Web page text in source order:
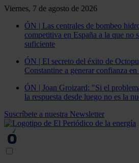
Viernes, 7 de agosto de 2026
ÓN | Las centrales de bombeo
competitiva en España a la que no
suficiente
ÓN | El secreto del éxito de
Constantine a generar confianza
ÓN | Joan Groizard: "Si el
la respuesta desde luego no es la
Suscríbete a nuestra Newsletter